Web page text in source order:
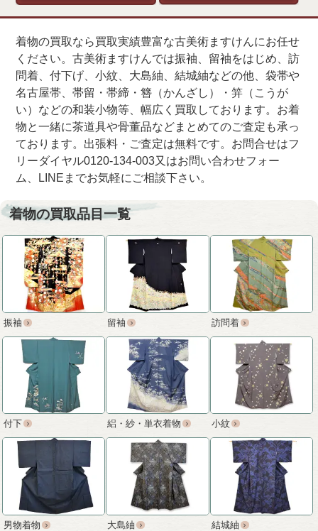
着物の買取なら買取実績豊富な古美術ますけんにお任せ
ください。古美術ますけんでは振袖、留袖をはじめ、訪
問着、付下げ、小紋、大島紬、結城紬などの他、袋帯や
名古屋帯、帯留・帯締・簪（かんざし）・笄（こうが
い）などの和装小物等、幅広く買取しております。お着
物と一緒に茶道具や骨董品などまとめてのご査定も承っ
ております。出張料・ご査定は無料です。お問合せはフ
リーダイヤル0120-134-003又はお問い合わせフォー
ム、LINEまでお気軽にご相談下さい。
着物の買取品目一覧
振袖 留袖 訪問着
付下 絽・紗・単衣着物 小紋
男物着物 大島紬 結城紬